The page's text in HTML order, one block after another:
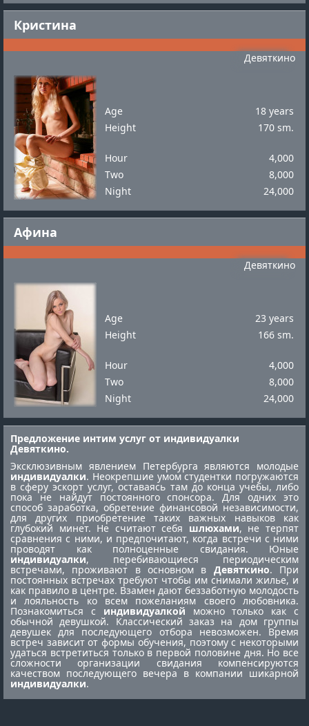
Кристина
Девяткино
Age
18 years
Height
170 sm.
Hour
4,000
Two
8,000
Night
24,000
Афина
Девяткино
Age
23 years
Height
166 sm.
Hour
4,000
Two
8,000
Night
24,000
Предложение интим услуг от индивидуалки
Девяткино.
Эксклюзивным явлением Петербурга являются молодые
индивидуалки. Неокрепшие умом студентки погружаются
в сферу эскорт услуг, оставаясь там до конца учебы, либо
пока не найдут постоянного спонсора. Для одних это
способ заработка, обретение финансовой независимости,
для других приобретение таких важных навыков как
глубокий минет. Не считают себя шлюхами, не терпят
сравнения с ними, и предпочитают, когда встречи с ними
проводят как полноценные свидания. Юные
индивидуалки, перебивающиеся периодическим
встречами, проживают в основном в Девяткино. При
постоянных встречах требуют чтобы им снимали жилье, и
как правило в центре. Взамен дают беззаботную молодость
и лояльность ко всем пожеланиям своего любовника.
Познакомиться с индивидуалкой можно только как с
обычной девушкой. Классический заказ на дом группы
девушек для последующего отбора невозможен. Время
встреч зависит от формы обучения, поэтому с некоторыми
удаться встретиться только в первой половине дня. Но все
сложности организации свидания компенсируются
качеством последующего вечера в компании шикарной
индивидуалки.